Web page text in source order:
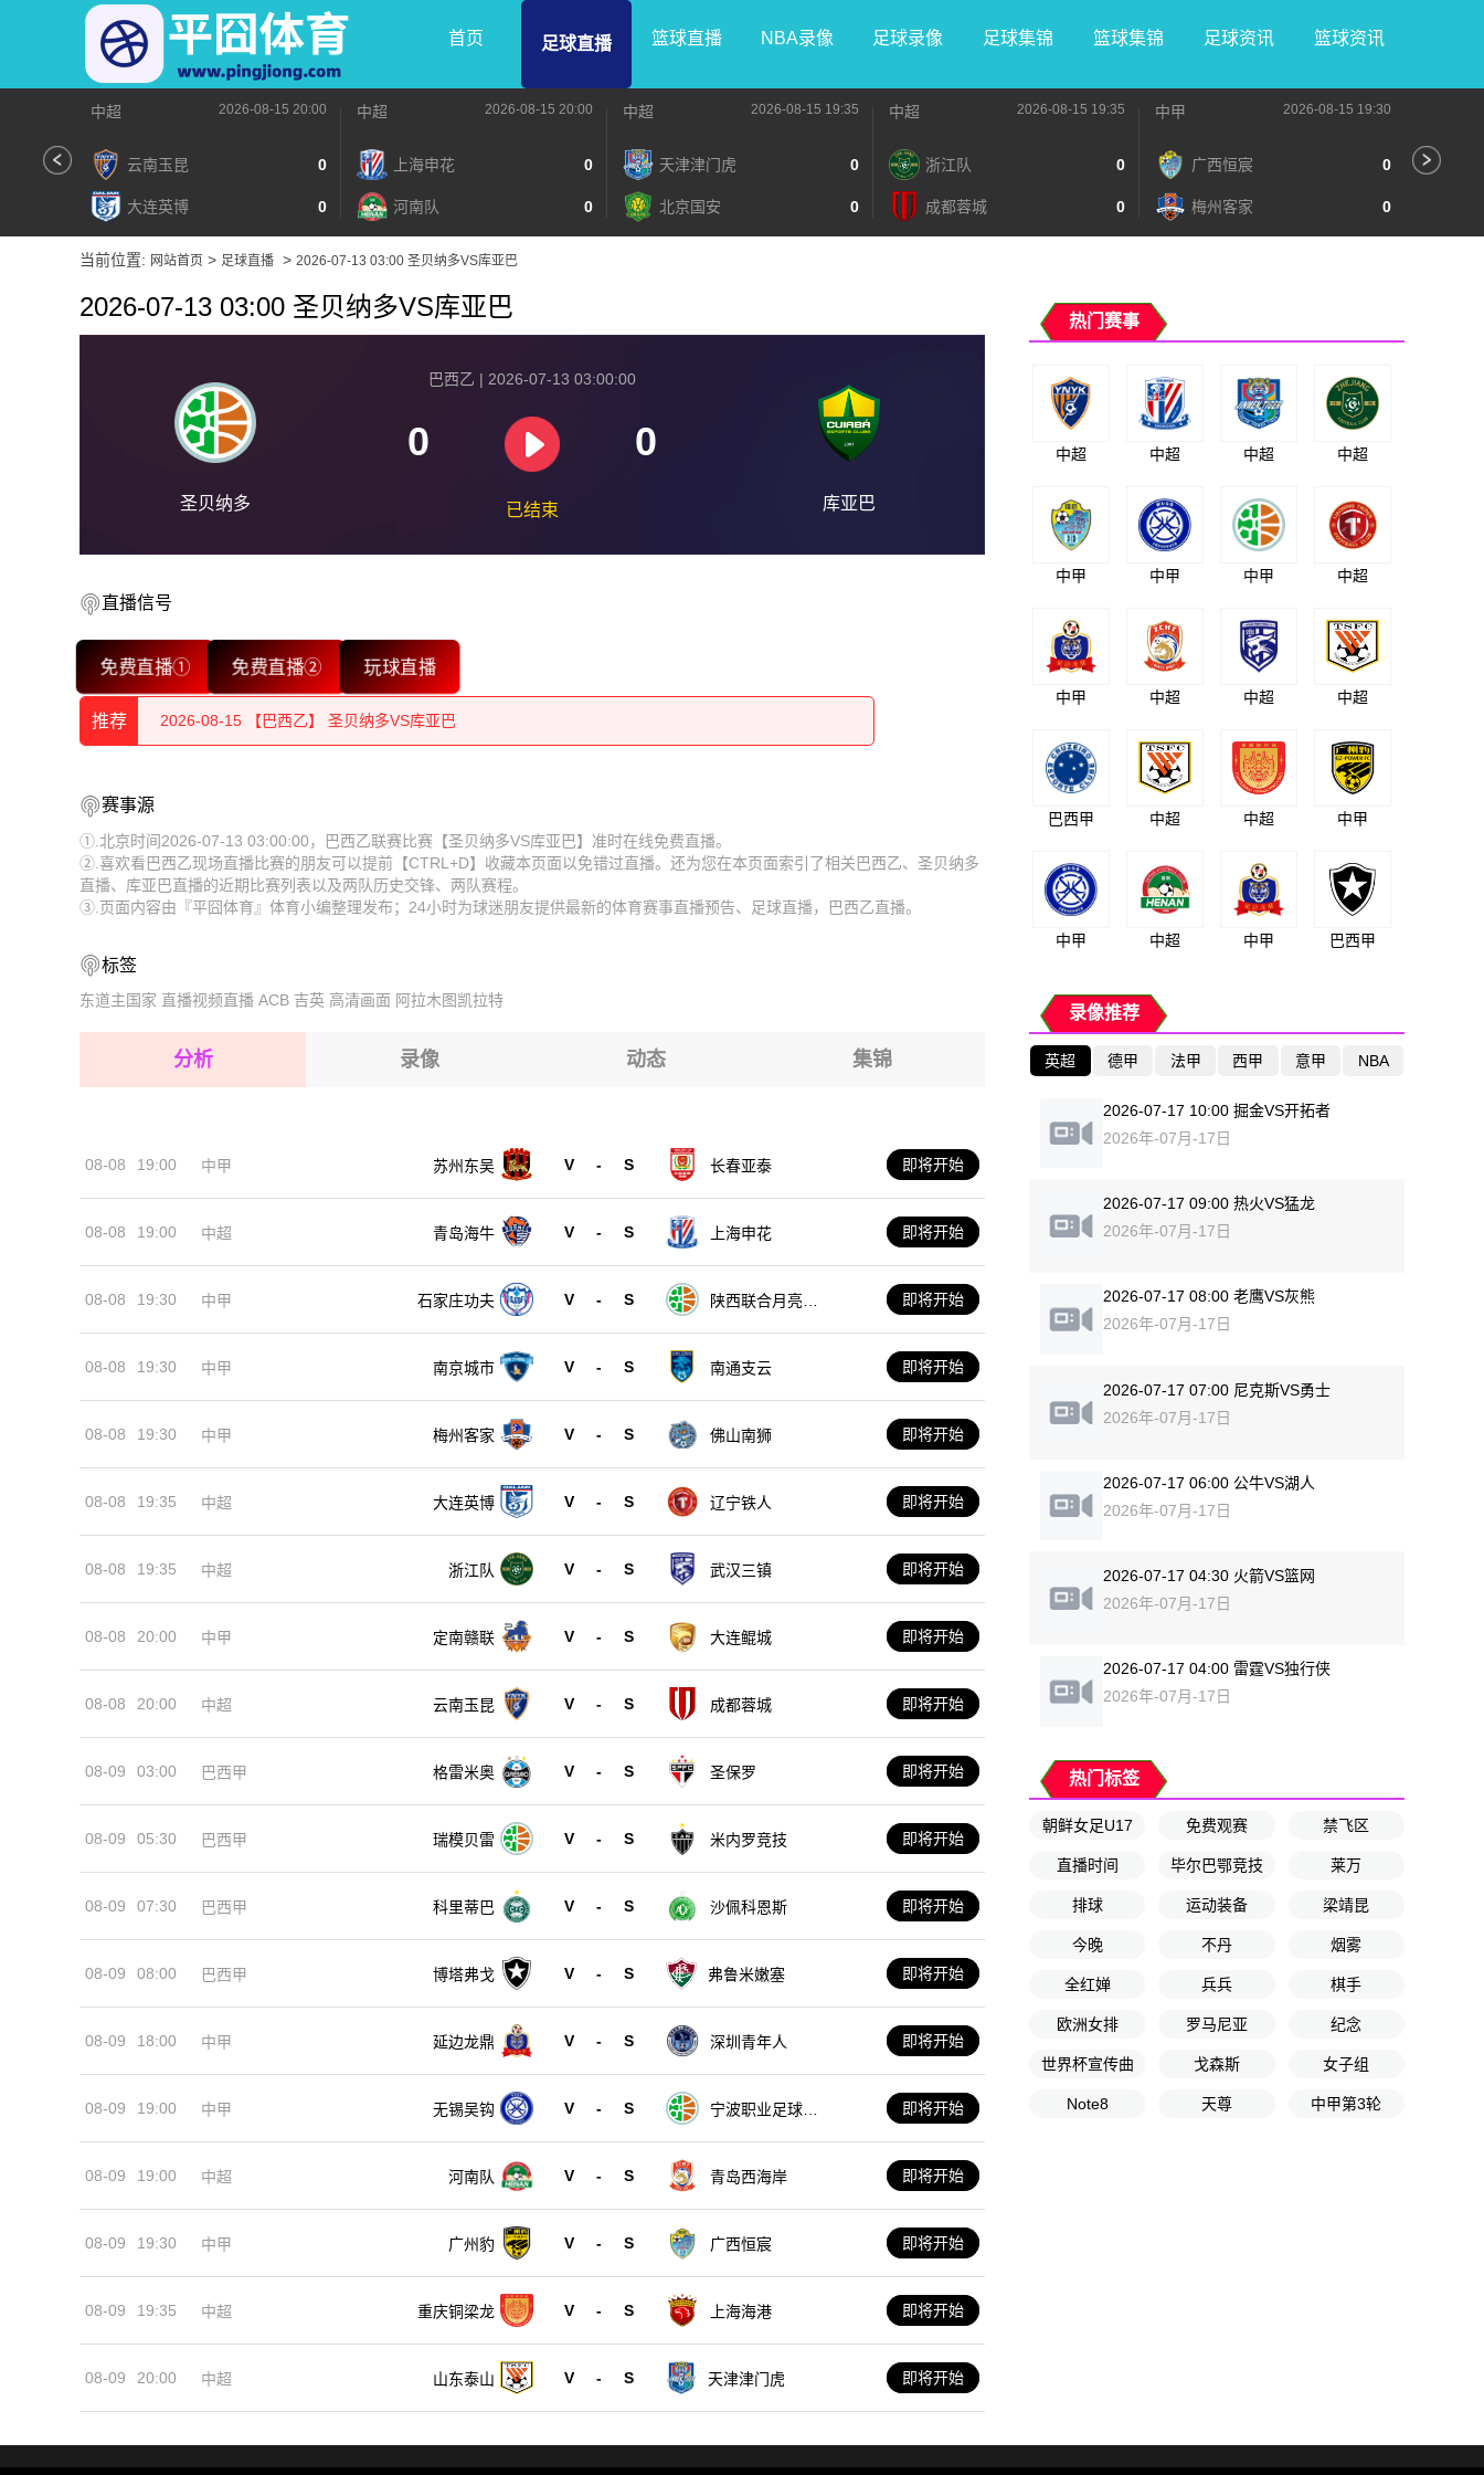
首页 足球直播 篮球直播 NBA录像 足球录像 足球集锦 篮球集锦 足球资讯 篮球资讯
中超 2026-08-15 20:00
云南玉昆 0
大连英博 0
中超 2026-08-15 20:00
上海申花 0
河南队 0
中超 2026-08-15 19:35
天津津门虎 0
北京国安 0
中超 2026-08-15 19:35
浙江队 0
成都蓉城 0
中甲 2026-08-15 19:30
广西恒宸 0
梅州客家 0
当前位置: 网站首页 > 足球直播 > 2026-07-13 03:00 圣贝纳多VS库亚巴
2026-07-13 03:00 圣贝纳多VS库亚巴
圣贝纳多
巴西乙 | 2026-07-13 03:00:00
0 0
已结束 库亚巴
直播信号
免费直播① 免费直播② 玩球直播
推荐
2026-08-15 【巴西乙】 圣贝纳多VS库亚巴
2026-08-15 【巴西乙】 圣贝纳多VS库亚巴
2026-08-15 【巴西乙】 圣贝纳多VS库亚巴
2026-08-15 【巴西乙】 圣贝纳多VS库亚巴
2026-08-14 【巴西乙】 圣贝纳多VS库亚巴
2026-08-15 【巴西乙】 圣贝纳多VS库亚巴
2026-08-15 【巴西乙】 圣贝纳多VS库亚巴
2026-08-15 【巴西乙】 圣贝纳多VS库亚巴
2026-08-15 【巴西乙】 圣贝纳多VS库亚巴
2026-08-14 【巴西乙】 圣贝纳多VS库亚巴
赛事源
①.北京时间2026-07-13 03:00:00，巴西乙联赛比赛【圣贝纳多VS库亚巴】准时在线免费直播。
②.喜欢看巴西乙现场直播比赛的朋友可以提前【CTRL+D】收藏本页面以免错过直播。还为您在本页面索引了相关巴西乙、圣贝纳多
直播、库亚巴直播的近期比赛列表以及两队历史交锋、两队赛程。
③.页面内容由『平囧体育』体育小编整理发布；24小时为球迷朋友提供最新的体育赛事直播预告、足球直播，巴西乙直播。
标签
东道主国家 直播视频直播 ACB 吉英 高清画面 阿拉木图凯拉特
分析 录像 动态 集锦
08-08 19:00 中甲 苏州东吴 V - S 长春亚泰 即将开始
08-08 19:00 中超 青岛海牛 V - S 上海申花 即将开始
08-08 19:30 中甲 石家庄功夫 V - S
陕西联合月亮泊
即将开始
08-08 19:30 中甲 南京城市 V - S 南通支云 即将开始
08-08 19:30 中甲 梅州客家 V - S 佛山南狮 即将开始
08-08 19:35 中超 大连英博 V - S 辽宁铁人 即将开始
08-08 19:35 中超 浙江队 V - S 武汉三镇 即将开始
08-08 20:00 中甲 定南赣联 V - S 大连鲲城 即将开始
08-08 20:00 中超 云南玉昆 V - S 成都蓉城 即将开始
08-09 03:00 巴西甲 格雷米奥 V - S 圣保罗 即将开始
08-09 05:30 巴西甲 瑞模贝雷 V - S 米内罗竞技 即将开始
08-09 07:30 巴西甲 科里蒂巴 V - S 沙佩科恩斯 即将开始
08-09 08:00 巴西甲 博塔弗戈 V - S 弗鲁米嫩塞 即将开始
08-09 18:00 中甲 延边龙鼎 V - S 深圳青年人 即将开始
08-09 19:00 中甲 无锡吴钩 V - S
宁波职业足球俱
即将开始
08-09 19:00 中超 河南队 V - S 青岛西海岸 即将开始
08-09 19:30 中甲 广州豹 V - S 广西恒宸 即将开始
08-09 19:35 中超 重庆铜梁龙 V - S 上海海港 即将开始
08-09 20:00 中超 山东泰山 V - S 天津津门虎 即将开始
热门赛事
中超 中超 中超 中超
中甲 中甲 中甲 中超
中甲 中超 中超 中超
巴西甲 中超 中超 中甲
中甲 中超 中甲 巴西甲
录像推荐
英超 德甲 法甲 西甲 意甲 NBA
2026-07-17 10:00 掘金VS开拓者
2026年-07月-17日
2026-07-17 09:00 热火VS猛龙
2026年-07月-17日
2026-07-17 08:00 老鹰VS灰熊
2026年-07月-17日
2026-07-17 07:00 尼克斯VS勇士
2026年-07月-17日
2026-07-17 06:00 公牛VS湖人
2026年-07月-17日
2026-07-17 04:30 火箭VS篮网
2026年-07月-17日
2026-07-17 04:00 雷霆VS独行侠
2026年-07月-17日
热门标签
朝鲜女足U17 免费观赛 禁飞区
直播时间 毕尔巴鄂竞技 莱万
排球 运动装备 梁靖昆
今晚 不丹 烟雾
全红婵 兵兵 棋手
欧洲女排 罗马尼亚 纪念
世界杯宣传曲 戈森斯 女子组
Note8 天尊 中甲第3轮